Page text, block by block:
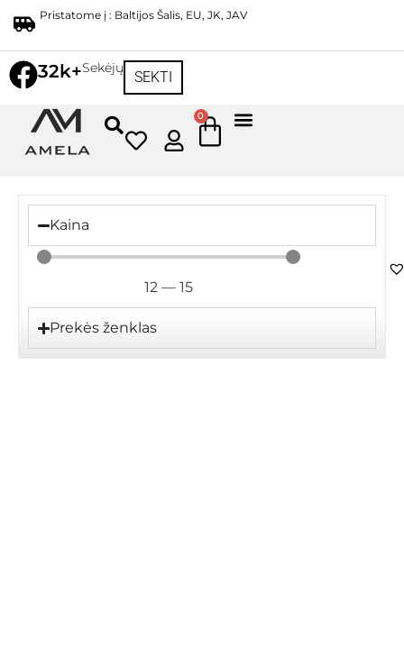
Pristatome į : Baltijos Šalis, EU, JK, JAV
32k+Sekėjų
SEKTI
0
Kaina
12 —15
Prekės ženklas